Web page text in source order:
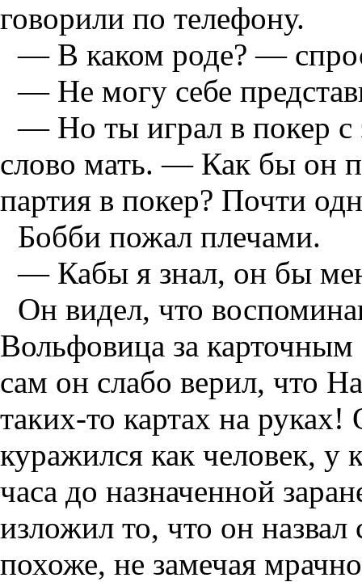
говорили по телефону.
— В каком роде? —
— Не могу себе
— Но ты играл в покер с
слово мать. — Как бы он
партия в покер? Почти
Бобби пожал плечами.
— Кабы я знал, он бы
Он видел, что
Вольфовица за
сам он слабо верил, что
таких-то картах на
куражился как человек, у
часа до назначенной
изложил то, что он
похоже, не замечая